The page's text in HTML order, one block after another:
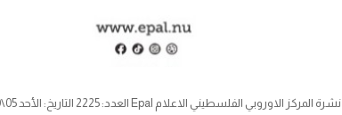
نشرة المركز الاوروبي الفلسطيني الاعلام Epal العدد: 2225 التاريخ: الأحد 05\10\2025